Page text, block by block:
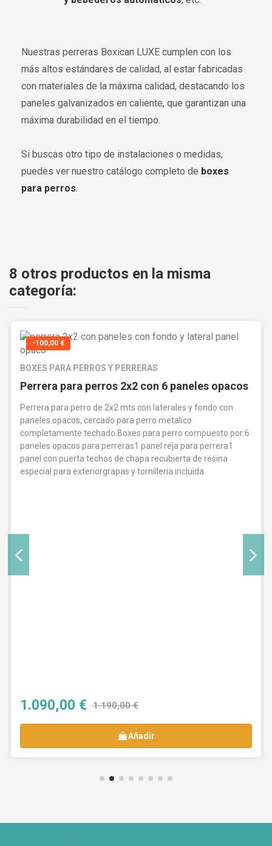
Nuestras perreras Boxican LUXE cumplen con los
más altos estándares de calidad, al estar fabricadas
con materiales de la máxima calidad, destacando los
paneles galvanizados en caliente, que garantizan una
máxima durabilidad en el tiempo.
Si buscas otro tipo de instalaciones o medidas,
puedes ver nuestro catálogo completo de boxes
para perros
8 otros productos en la misma
categoría:
-100,00 €
BOXES PARA PERROS Y PERRERAS
Perrera para perros 2x2 con 6 paneles opacos
Perrera para perro de 2x2 mts con laterales y fondo con
paneles opacos, cercado para perro metalico
completamente techado.Boxes para perro compuesto por:6
paneles opacos para perreras1 panel reja para perrera1
panel con puerta techos de chapa recubierta de resina
especial para exteriorgrapas y tornilleria incluida
1.090,00 € 1.190,00 €
Añadir